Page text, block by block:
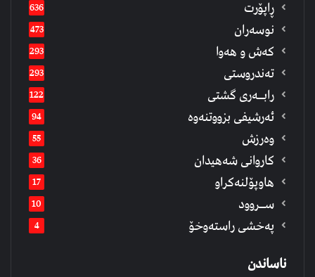
ڕاپۆرت 636
نوسەران 473
كەش و هەوا 293
تەندروستی 293
رابــه‌ری گشتی 122
ئەرشیفى بزووتنەوە 94
وەرزش 55
كاروانی شەهیدان 36
هاوپۆلنەكراو 17
ســروود 10
په‌خشی راسته‌وخۆ 4
ناساندن